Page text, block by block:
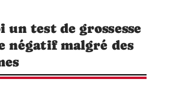
un test de grossesse
négatif malgré des